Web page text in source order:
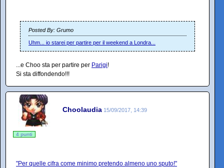
Posted By: Grumo
Uhm... io starei per partire per il weekend a Londra...
...e Choo sta per partire per Parigi!
Si sta diffondendo!!!
Choolaudia 15/09/2017, 14:39
4 punti
"Per quelle cifra come minimo pretendo almeno uno sputo!"